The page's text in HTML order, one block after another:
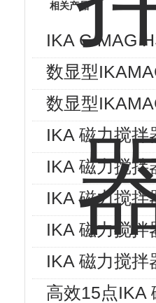
相关产品
IKA C-MAG
数显型
数显型
IKA 磁力搅拌
IKA 磁力搅拌
IKA 磁力搅拌
IKA 磁力搅拌
IKA 磁力搅拌
高效15点IKA